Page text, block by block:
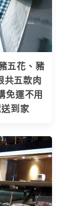
五花、豬
共五款肉
免運不用
到家